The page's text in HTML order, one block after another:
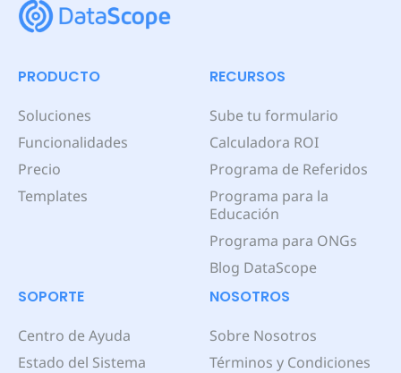
PRODUCTO
Soluciones
Funcionalidades
Precio
Templates
RECURSOS
Sube tu formulario
Calculadora ROI
Programa de Referidos
Programa para la
Educación
Programa para ONGs
Blog DataScope
SOPORTE
Centro de Ayuda
Estado del Sistema
NOSOTROS
Sobre Nosotros
Términos y Condiciones